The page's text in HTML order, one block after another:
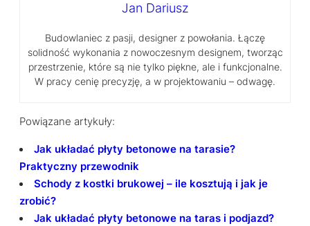
Jan Dariusz
Budowlaniec z pasji, designer z powołania. Łączę
solidność wykonania z nowoczesnym designem, tworząc
przestrzenie, które są nie tylko piękne, ale i funkcjonalne.
W pracy cenię precyzję, a w projektowaniu – odwagę.
Powiązane artykuły:
Jak układać płyty betonowe na tarasie?
Praktyczny przewodnik
Schody z kostki brukowej – ile kosztują i jak je
zrobić?
Jak układać płyty betonowe na taras i podjazd?